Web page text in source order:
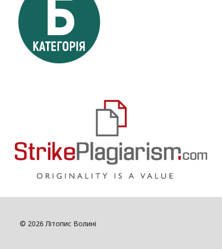
© 2026 Літопис Волині